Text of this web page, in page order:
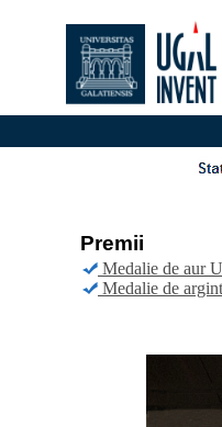
Premii
Medalie de aur
Medalie de